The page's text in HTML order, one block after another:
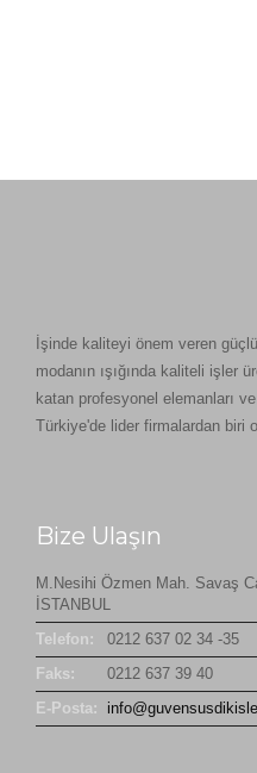
İşinde kaliteyi önem veren
modanın ışığında kaliteli işler
katan profesyonel elemanları
Türkiye'de lider firmalardan biri
Bize Ulaşın
M.Nesihi Özmen Mah. Savaş
İSTANBUL
Telefon:
0212 637 02 34 -35
Faks:
0212 637 39 40
E-Posta: